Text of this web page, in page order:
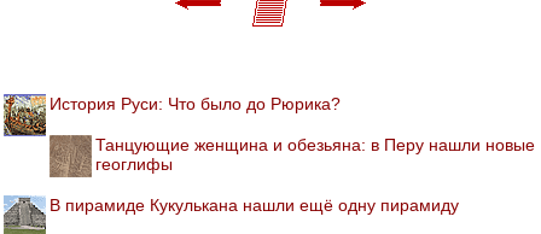
История Руси: Что было до Рюрика?
Танцующие женщина и обезьяна: в Перу нашли новые
геоглифы
В пирамиде Кукулькана нашли ещё одну пирамиду